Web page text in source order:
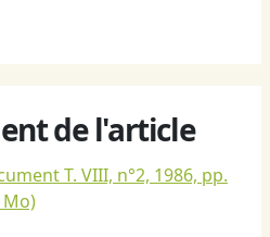
de l'article
T. VIII, n°2, 1986, pp.
Mo)